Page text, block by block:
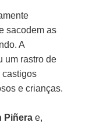
sacodem as
A
um rastro de
castigos
e crianças.
Piñerae,